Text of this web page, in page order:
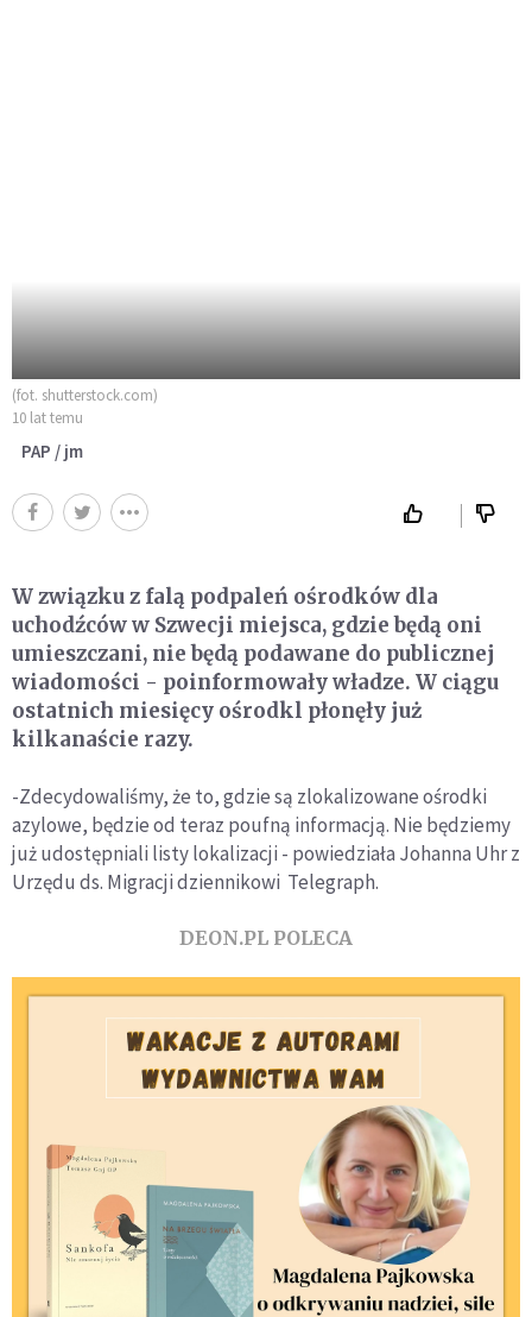
(fot. shutterstock.com)
10 lat temu
PAP / jm
W związku z falą podpaleń ośrodków dla
uchodźców w Szwecji miejsca, gdzie będą oni
umieszczani, nie będą podawane do publicznej
wiadomości - poinformowały władze. W ciągu
ostatnich miesięcy ośrodkl płonęły już
kilkanaście razy.
-Zdecydowaliśmy, że to, gdzie są zlokalizowane ośrodki
azylowe, będzie od teraz poufną informacją. Nie będziemy
już udostępniali listy lokalizacji - powiedziała Johanna Uhr z
Urzędu ds. Migracji dziennikowi Telegraph.
DEON.PL POLECA